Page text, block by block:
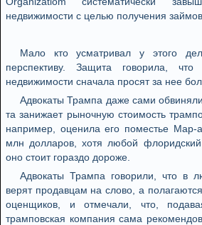
недвижимости с целью получения
Мало кто усматривал у этого
перспективу. Защита говорила,
недвижимости сначала просят за нее
Адвокаты Трампа даже сами
та занижает рыночную стоимость
например, оценила его поместье Мар-
млн долларов, хотя любой
оно стоит гораздо дороже.
Адвокаты Трампа говорили, что в
верят продавцам на слово, а
оценщиков, и отмечали, что,
трамповская компания сама